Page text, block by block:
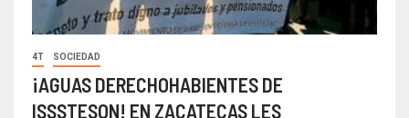
4T SOCIEDAD
¡AGUAS DERECHOHABIENTES DE
ISSSTESON! EN ZACATECAS LES